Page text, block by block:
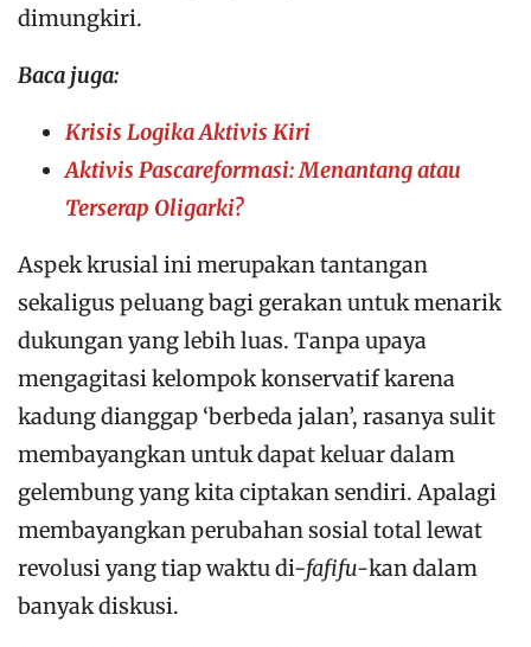
dimungkiri.
Baca juga:
Krisis Logika Aktivis Kiri
Aktivis Pascareformasi: Menantang atau
Terserap Oligarki?
Aspek krusial ini merupakan tantangan
sekaligus peluang bagi gerakan untuk menarik
dukungan yang lebih luas. Tanpa upaya
mengagitasi kelompok konservatif karena
kadung dianggap ‘berbeda jalan’, rasanya sulit
membayangkan untuk dapat keluar dalam
gelembung yang kita ciptakan sendiri. Apalagi
membayangkan perubahan sosial total lewat
revolusi yang tiap waktu di-fafifu-kan dalam
banyak diskusi.